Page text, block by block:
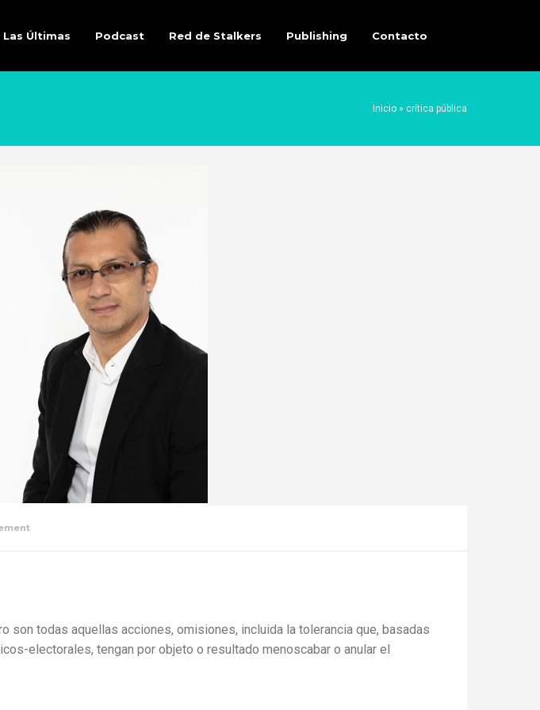
Las Últimas Podcast Red de Stalkers Publishing Contacto
Inicio » crítica pública
son todas aquellas acciones, omisiones, incluida la tolerancia que, basadas
electorales, tengan por objeto o resultado menoscabar o anular el